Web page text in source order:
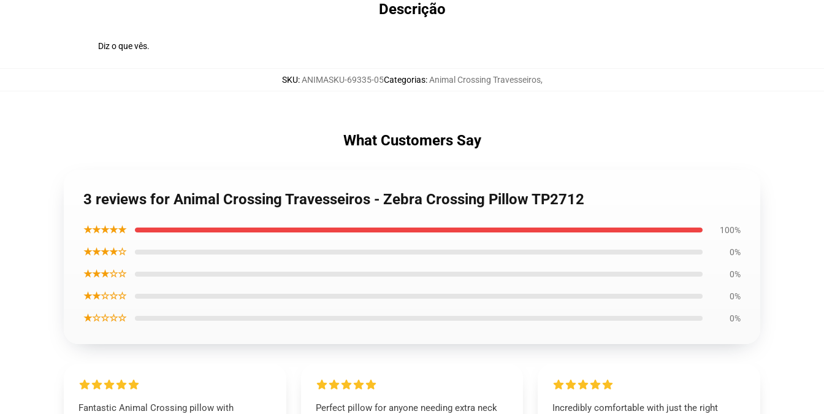
Descrição
Diz o que vês.
SKU:ANIMASKU-69335-05Categorias:Animal Crossing Travesseiros,
What Customers Say
3 reviews for Animal Crossing Travesseiros - Zebra Crossing Pillow TP2712
★★★★★ 100%
★★★★☆ 0%
★★★☆☆ 0%
★★☆☆☆ 0%
★☆☆☆☆ 0%
Fantastic Animal Crossing pillow with
Perfect pillow for anyone needing extra neck
Incredibly comfortable with just the right